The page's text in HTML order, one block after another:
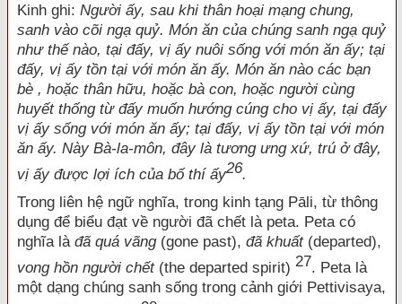
Kinh ghi: Người ấy, sau khi thân hoại mạng chung,
sanh vào cõi ngạ quỷ. Món ăn của chúng sanh ngạ quỷ
như thế nào, tại đấy, vị ấy nuôi sống với món ăn ấy; tại
đấy, vị ấy tồn tại với món ăn ấy. Món ăn nào các bạn
bè , hoặc thân hữu, hoặc bà con, hoặc người cùng
huyết thống từ đấy muốn hướng cúng cho vị ấy, tại đấy
vị ấy sống với món ăn ấy; tại đấy, vị ấy tồn tại với món
ăn ấy. Này Bà-la-môn, đây là tương ưng xứ, trú ở đây,
vị ấy được lợi ích của bố thí ấy26.
Trong liên hệ ngữ nghĩa, trong kinh tạng Pāli, từ thông
dụng để biểu đạt về người đã chết là peta. Peta có
nghĩa là đã quá vãng(gone past), đã khuất(departed),
vong hồn người chết (the departed spirit) 27. Peta là
một dạng chúng sanh sống trong cảnh giới Pettivisaya,